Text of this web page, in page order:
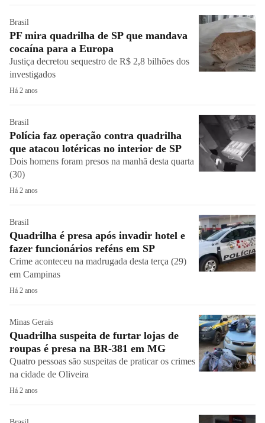
Brasil
PF mira quadrilha de SP que mandava
cocaína para a Europa
Justiça decretou sequestro de R$ 2,8 bilhões dos
investigados
Há 2 anos
Brasil
Polícia faz operação contra quadrilha
que atacou lotéricas no interior de SP
Dois homens foram presos na manhã desta quarta
(30)
Há 2 anos
Brasil
Quadrilha é presa após invadir hotel e
fazer funcionários reféns em SP
Crime aconteceu na madrugada desta terça (29)
em Campinas
Há 2 anos
Minas Gerais
Quadrilha suspeita de furtar lojas de
roupas é presa na BR-381 em MG
Quatro pessoas são suspeitas de praticar os crimes
na cidade de Oliveira
Há 2 anos